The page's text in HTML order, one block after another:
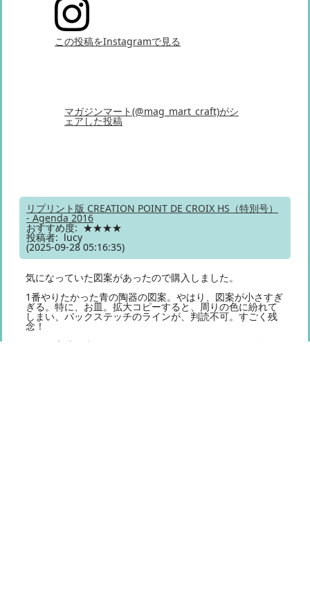
この投稿をInstagramで見る
マガジンマート(@mag_mart_craft)がシ
ェアした投稿
リプリント版 CREATION POINT DE CROIX HS（特別号）
- Agenda 2016
おすすめ度: ★★★★
投稿者: lucy
(2025-09-28 05:16:35)
気になっていた図案があったので購入しました。
1番やりたかった青の陶器の図案。やはり、図案が小さすぎ
ぎる。特に、お皿。拡大コピーすると、周りの色に紛れて
しまい、バックステッチのラインが、判読不可。すごく残
念！
また、完成写真がないものもあり、？でしたが、再販不可